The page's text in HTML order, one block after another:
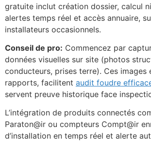
gratuite inclut création dossier, calcul
alertes temps réel et accès annuaire,
installateurs occasionnels.
Conseil de pro: Commencez par
données visuelles sur site (photos
conducteurs, prises terre). Ces images
rapports, facilitent audit foudre
servent preuve historique face
L’intégration de produits connectés
Paraton@ir ou compteurs Compt@ir
d’installation en temps réel et alerte